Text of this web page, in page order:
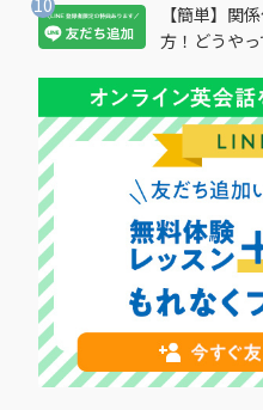
【簡単】関
方！どうや